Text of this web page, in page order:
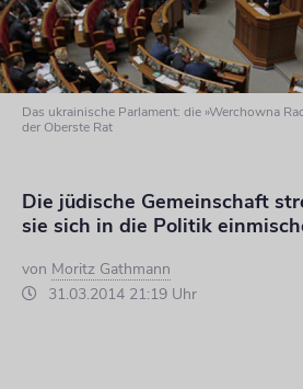
Das ukrainische Parlament: die »Werchowna
der Oberste Rat
Die jüdische Gemeinschaft
sie sich in die Politik
von Moritz Gathmann
31.03.2014 21:19 Uhr